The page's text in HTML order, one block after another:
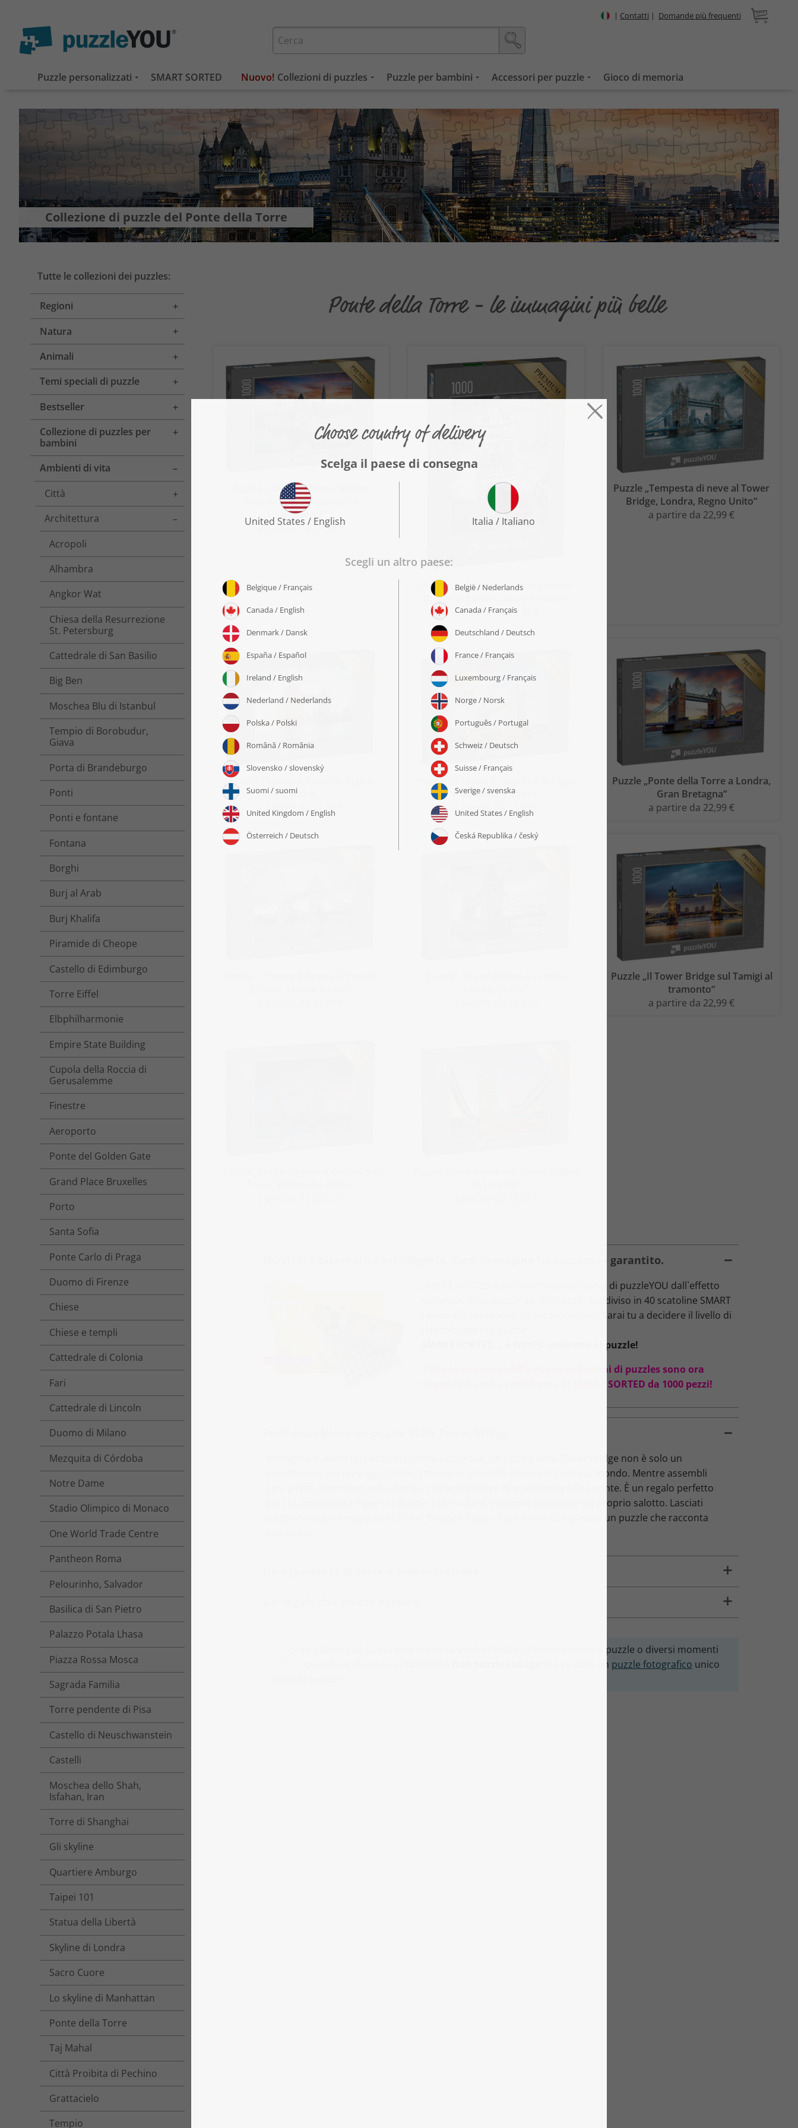
| Contatti | Domande più frequenti
Puzzle personalizzati SMART SORTED Collezioni di puzzles Puzzle per bambini Accessori per puzzle Gioco di memoria
Collezione di puzzle del Ponte della Torre
Tutte le collezioni dei puzzles:
Regioni
Toggle menu
Natura
Toggle menu
Animali
Toggle menu
Temi speciali di puzzle
Toggle menu
Bestseller
Toggle menu
Collezione di puzzles per
bambini
Toggle menu
Ambienti di vita
Toggle menu
Città
Toggle menu
Architettura
Toggle menu
Acropoli
Alhambra
Angkor Wat
Chiesa della Resurrezione
St. Petersburg
Cattedrale di San Basilio
Big Ben
Moschea Blu di Istanbul
Tempio di Borobudur,
Giava
Porta di Brandeburgo
Ponti
Ponti e fontane
Fontana
Borghi
Burj al Arab
Burj Khalifa
Piramide di Cheope
Castello di Edimburgo
Torre Eiffel
Elbphilharmonie
Empire State Building
Cupola della Roccia di
Gerusalemme
Finestre
Aeroporto
Ponte del Golden Gate
Grand Place Bruxelles
Porto
Santa Sofia
Ponte Carlo di Praga
Duomo di Firenze
Chiese
Chiese e templi
Cattedrale di Colonia
Fari
Cattedrale di Lincoln
Duomo di Milano
Mezquita di Córdoba
Notre Dame
Stadio Olimpico di Monaco
One World Trade Centre
Pantheon Roma
Pelourinho, Salvador
Basilica di San Pietro
Palazzo Potala Lhasa
Piazza Rossa Mosca
Sagrada Familia
Torre pendente di Pisa
Castello di Neuschwanstein
Castelli
Moschea dello Shah,
Isfahan, Iran
Torre di Shanghai
Gli skyline
Quartiere Amburgo
Taipei 101
Statua della Libertà
Skyline di Londra
Sacro Cuore
Lo skyline di Manhattan
Ponte della Torre
Taj Mahal
Città Proibita di Pechino
Grattacielo
Tempio
Ponte della Torre - le immagini più belle
Puzzle „Vista del Tower Bridge
illuminato di sera, Londra,
Inghilterra“
a partire da 22,99 €
Puzzle „Ombrello rosso sul Tower
Bridge di Londra, bianco e nero“
a partire da 22,99 €
Puzzle „Tempesta di neve al Tower
Bridge, Londra, Regno Unito“
a partire da 22,99 €
Puzzle „Tamigi e Tower Bridge a
Londra“
a partire da 22,99 €
Puzzle „Il Tower Bridge con le foglie
d'autunno, Londra“
a partire da 22,99 €
Puzzle „Ponte della Torre a Londra,
Gran Bretagna“
a partire da 22,99 €
Puzzle „Il Tower Bridge sul Tamigi al
tramonto“
a partire da 22,99 €
NOVITÀ! L'alternativa intelligente. Ogni immagine ha successo - garantito.
SMART SORTED è un'invenzione esclusiva di puzzleYOU dall`effetto
sorpresa: il tuo puzzle da 1000 pezzi, suddiviso in 40 scatoline SMART
removibili contenenti 25 pezzi ciascuna. Sarai tu a decidere il livello di
SMART SORTED... e tutti si uniscono al puzzle!
Tutte le immagini delle nostre collezioni di puzzles sono ora
disponibili anche sottoforma di SMART SORTED da 1000 pezzi!
Immagina di avere un pezzo di Londra a casa tua. Un puzzle della Tower Bridge non è solo un
passatempo, ma un viaggio visivo attraverso una delle icone più amate al mondo. Mentre assembli
ogni pezzo, ti immergi nella storia e nell'architettura di questo magnifico ponte. È un regalo perfetto
per chi ama Londra o per chi desidera un tocco di eleganza britannica nel proprio salotto. Lasciati
trasportare dalla magia della Tower Bridge e scopri il piacere di completare un puzzle che racconta
Lo sapevi già? La tua foto preferita trasformata in un vero e proprio puzzle o diversi momenti
: crea subito un puzzle fotografico unico